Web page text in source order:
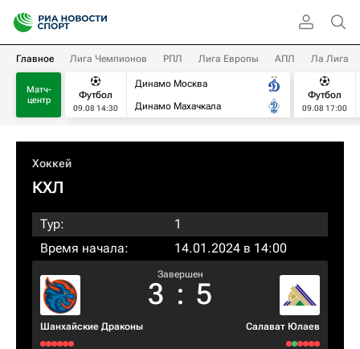
Главное Лига Чемпионов РПЛ Лига Европы АПЛ Ла Лига
Матч-
центр
Футбол
09.08 14:30
Динамо Москва
Динамо Махачкала
Футбол
09.08 17:00
Хоккей
КХЛ
Тур:
1
Время начала:
14.01.2024 в 14:00
Шанхайские Драконы
Завершен
3 : 5
Салават Юлаев